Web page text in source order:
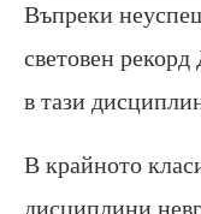
Въпреки
световен
в тази
В крайното
дисциплини